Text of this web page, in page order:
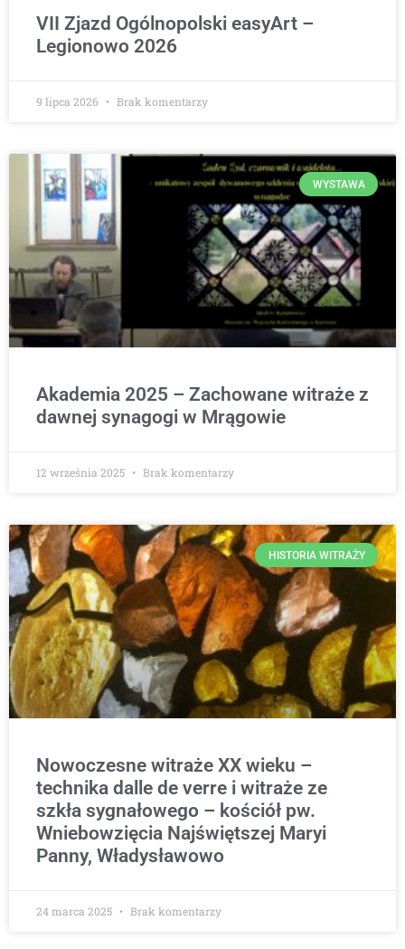
VII Zjazd Ogólnopolski easyArt –
Legionowo 2026
9 lipca 2026 Brak komentarzy
WYSTAWA
Akademia 2025 – Zachowane witraże z
dawnej synagogi w Mrągowie
12 września 2025 Brak komentarzy
HISTORIA WITRAŻY
Nowoczesne witraże XX wieku –
technika dalle de verre i witraże ze
szkła sygnałowego – kościół pw.
Wniebowzięcia Najświętszej Maryi
Panny, Władysławowo
24 marca 2025 Brak komentarzy